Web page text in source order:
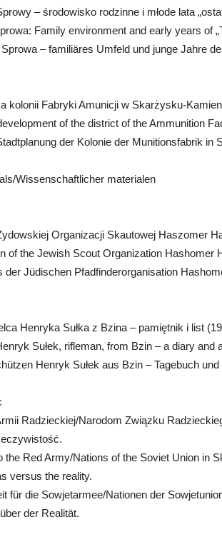
– środowisko rodzinne i młode lata
Family environment and early years of
– familiäres Umfeld und junge Jahre
kolonii Fabryki Amunicji w Skarżysku-­
of the district of the Ammunition
der Kolonie der Munitionsfabrik in
Wissenschaftlicher materialen
Organizacji Skautowej Haszomer
of the Jewish Scout Organization Hashomer
der Jüdischen Pfadfinderorganisation
Henryka Sułka z Bzina – pamiętnik i list
Sułek, rifleman, from Bzin – a diary and
Henryk Sułek aus Bzin – Tagebuch
Radzieckiej/Narodom Związku
the Red Army/Nations of the Soviet Union in
versus the reality.
für die Sowjetarmee/Nationen der
der Realität.